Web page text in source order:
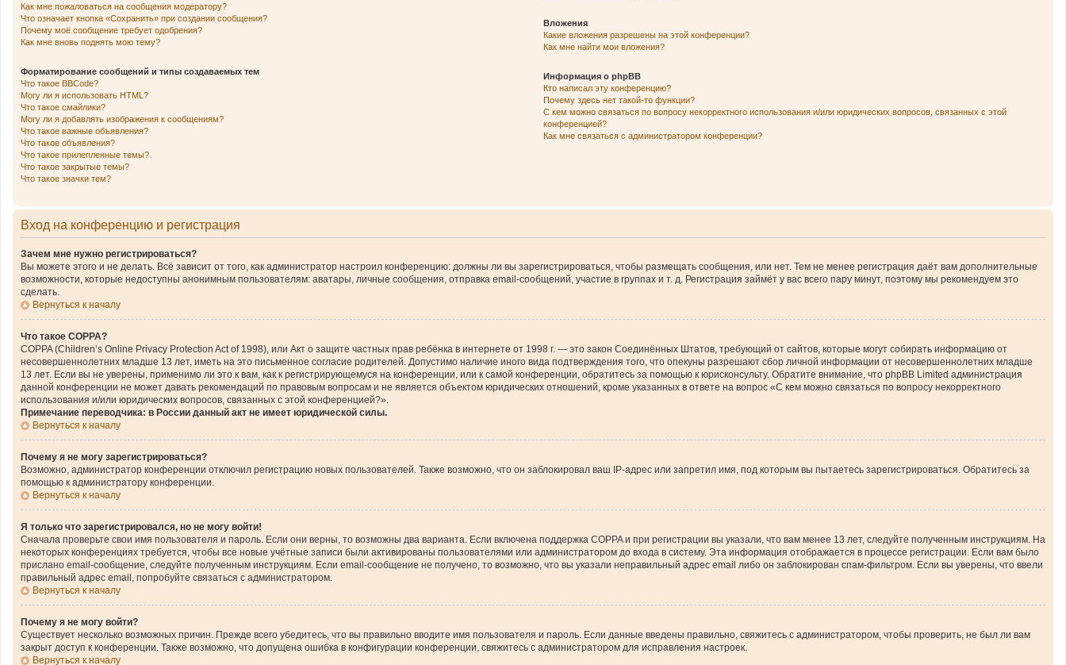
Как мне пожаловаться на сообщения модератору?
Что означает кнопка «Сохранить» при создании сообщения?
Почему моё сообщение требует одобрения?
Как мне вновь поднять мою тему?
Форматирование сообщений и типы создаваемых тем
Что такое BBCode?
Могу ли я использовать HTML?
Что такое смайлики?
Могу ли я добавлять изображения к сообщениям?
Что такое важные объявления?
Что такое объявления?
Что такое прилепленные темы?
Что такое закрытые темы?
Что такое значки тем?
Вложения
Какие вложения разрешены на этой конференции?
Как мне найти мои вложения?
Информация о phpBB
Кто написал эту конференцию?
Почему здесь нет такой-то функции?
С кем можно связаться по вопросу некорректного использования и/или юридических вопросов, связанных с этой
конференцией?
Как мне связаться с администратором конференции?
Вход на конференцию и регистрация
Зачем мне нужно регистрироваться?
Вы можете этого и не делать. Всё зависит от того, как администратор настроил конференцию: должны ли вы зарегистрироваться, чтобы размещать сообщения, или нет. Тем не менее регистрация даёт вам дополнительные
возможности, которые недоступны анонимным пользователям: аватары, личные сообщения, отправка email-сообщений, участие в группах и т. д. Регистрация займёт у вас всего пару минут, поэтому мы рекомендуем это
сделать.
Вернуться к началу
Что такое COPPA?
COPPA (Children’s Online Privacy Protection Act of 1998), или Акт о защите частных прав ребёнка в интернете от 1998 г. — это закон Соединённых Штатов, требующий от сайтов, которые могут собирать информацию от
несовершеннолетних младше 13 лет, иметь на это письменное согласие родителей. Допустимо наличие иного вида подтверждения того, что опекуны разрешают сбор личной информации от несовершеннолетних младше
13 лет. Если вы не уверены, применимо ли это к вам, как к регистрирующемуся на конференции, или к самой конференции, обратитесь за помощью к юрисконсульту. Обратите внимание, что phpBB Limited администрация
данной конференции не может давать рекомендаций по правовым вопросам и не является объектом юридических отношений, кроме указанных в ответе на вопрос «С кем можно связаться по вопросу некорректного
использования и/или юридических вопросов, связанных с этой конференцией?».
Примечание переводчика: в России данный акт не имеет юридической силы.
Вернуться к началу
Почему я не могу зарегистрироваться?
Возможно, администратор конференции отключил регистрацию новых пользователей. Также возможно, что он заблокировал ваш IP-адрес или запретил имя, под которым вы пытаетесь зарегистрироваться. Обратитесь за
помощью к администратору конференции.
Вернуться к началу
Я только что зарегистрировался, но не могу войти!
Сначала проверьте свои имя пользователя и пароль. Если они верны, то возможны два варианта. Если включена поддержка COPPA и при регистрации вы указали, что вам менее 13 лет, следуйте полученным инструкциям. На
некоторых конференциях требуется, чтобы все новые учётные записи были активированы пользователями или администратором до входа в систему. Эта информация отображается в процессе регистрации. Если вам было
прислано email-сообщение, следуйте полученным инструкциям. Если email-сообщение не получено, то возможно, что вы указали неправильный адрес email либо он заблокирован спам-фильтром. Если вы уверены, что ввели
правильный адрес email, попробуйте связаться с администратором.
Вернуться к началу
Почему я не могу войти?
Существует несколько возможных причин. Прежде всего убедитесь, что вы правильно вводите имя пользователя и пароль. Если данные введены правильно, свяжитесь с администратором, чтобы проверить, не был ли вам
закрыт доступ к конференции. Также возможно, что допущена ошибка в конфигурации конференции, свяжитесь с администратором для исправления настроек.
Вернуться к началу